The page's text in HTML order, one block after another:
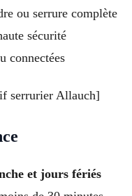
ou serrure complète
sécurité
connectées
serrurier Allauch]
et jours fériés